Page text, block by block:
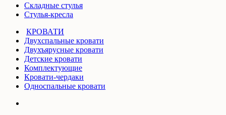
Складные стулья
Стулья-кресла
КРОВАТИ
Двухспальные кровати
Двухъярусные кровати
Детские кровати
Комплектующие
Кровати-чердаки
Односпальные кровати